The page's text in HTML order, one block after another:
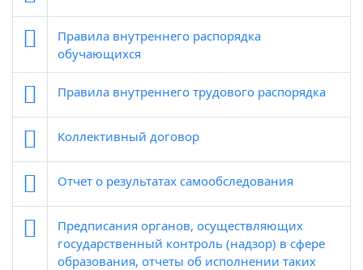
Правила внутреннего распорядка
обучающихся
Правила внутреннего трудового распорядка
Коллективный договор
Отчет о результатах самообследования
Предписания органов, осуществляющих
государственный контроль (надзор) в сфере
образования, отчеты об исполнении таких